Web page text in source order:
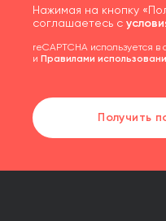
Нажимая на кнопку
соглашаетесь с
reCAPTCHA используется в
и Правилами
Получить